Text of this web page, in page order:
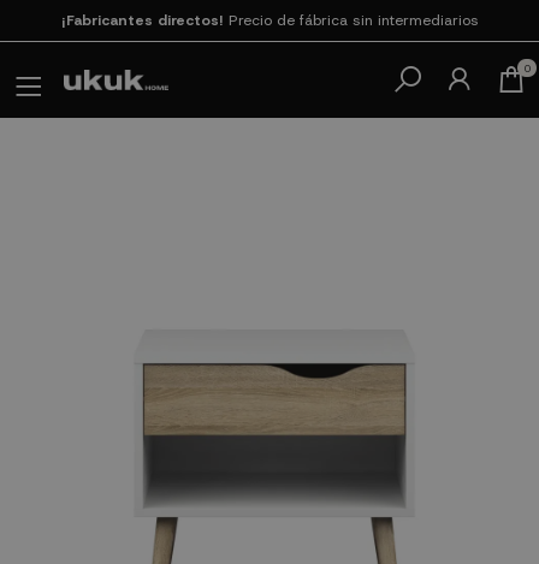
Paga en 3cuotas SIN INTERESES con SeQura
0